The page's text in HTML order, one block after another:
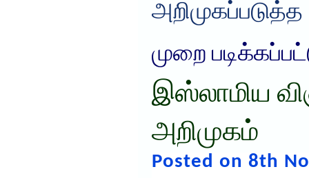
அறிமுகப்படுத்த
முறை
இஸ்லாமிய
அறிமுகம்
Posted on 8th